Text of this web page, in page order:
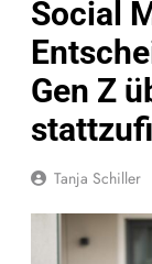
Social
Gen Z
Tanja Schiller